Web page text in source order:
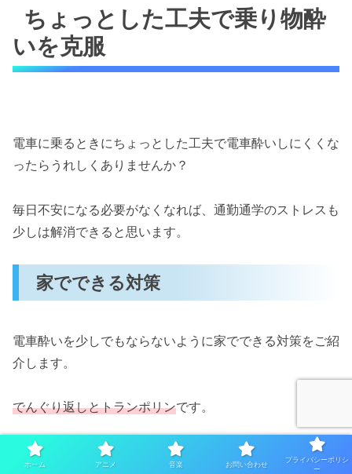
ちょっとした工夫で乗り物酔
いを克服
電車に乗るときにちょっとした工夫で電車酔いしにくくな
ったらうれしくありませんか？
毎日不安になる必要がなくなれば、通勤通学のストレスも
少しは解消できると思います。
家でできる対策
電車酔いを少しでもならないように家でできる対策をご紹
介します。
でんぐり返しとトランポリンです。
この2つは実際に私がやっているトレーニングで、とても
ホーム アニメ 音楽 お問い合わせ
プライバシーポリシ
ー